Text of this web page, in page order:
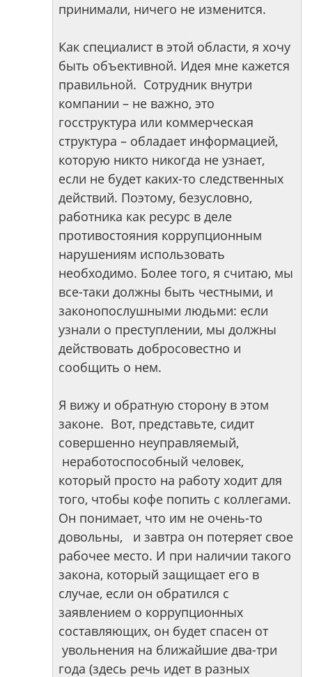
принимали, ничего не изменится.
Как специалист в этой области, я хочу
быть объективной. Идея мне кажется
правильной. Сотрудник внутри
компании – не важно, это
госструктура или коммерческая
структура – обладает информацией,
которую никто никогда не узнает,
если не будет каких-то следственных
действий. Поэтому, безусловно,
работника как ресурс в деле
противостояния коррупционным
нарушениям использовать
необходимо. Более того, я считаю, мы
все-таки должны быть честными, и
законопослушными людьми: если
узнали о преступлении, мы должны
действовать добросовестно и
сообщить о нем.
Я вижу и обратную сторону в этом
законе. Вот, представьте, сидит
совершенно неуправляемый,
неработоспособный человек,
который просто на работу ходит для
того, чтобы кофе попить с коллегами.
Он понимает, что им не очень-то
довольны, и завтра он потеряет свое
рабочее место. И при наличии такого
закона, который защищает его в
случае, если он обратился с
заявлением о коррупционных
составляющих, он будет спасен от
увольнения на ближайшие два-три
года (здесь речь идет в разных